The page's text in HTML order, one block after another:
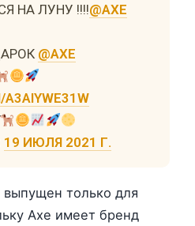
НА ЛУНУ !!!!@AXE
@AXE
A3AIYWE31W
19 ИЮЛЯ 2021 Г.
только для
Axe имеет бренд